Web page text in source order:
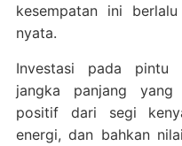
kesempatan ini
nyata.
Investasi pada pintu
jangka panjang yang
positif dari segi
energi, dan bahkan